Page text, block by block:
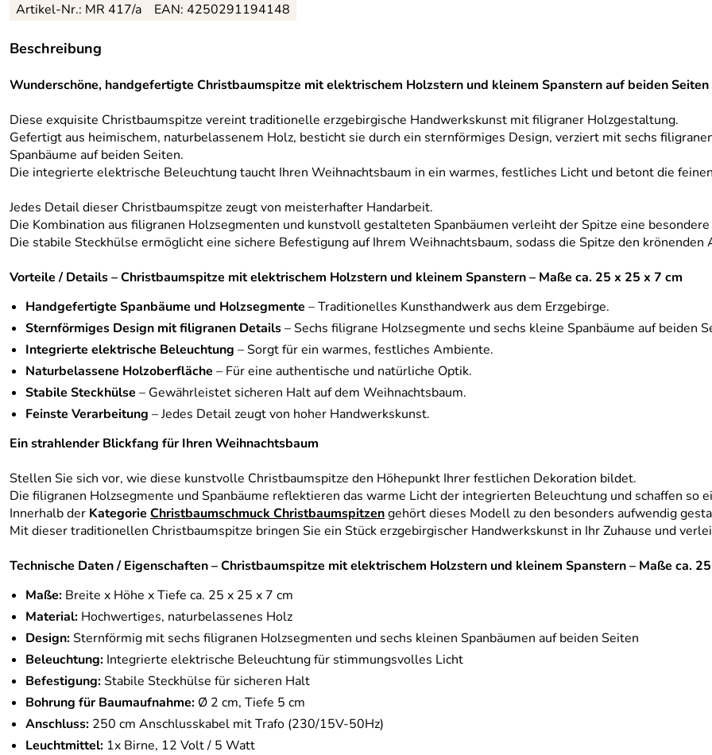
Artikel-Nr.: MR 417/a EAN: 4250291194148
Beschreibung
Wunderschöne, handgefertigte Christbaumspitze mit elektrischem Holzstern und kleinem Spanstern auf beiden Seiten
Diese exquisite Christbaumspitze vereint traditionelle erzgebirgische Handwerkskunst mit filigraner Holzgestaltung.
Gefertigt aus heimischem, naturbelassenem Holz, besticht sie durch ein sternförmiges Design, verziert mit sechs
Spanbäume auf beiden Seiten.
Die integrierte elektrische Beleuchtung taucht Ihren Weihnachtsbaum in ein warmes, festliches Licht und betont die
Jedes Detail dieser Christbaumspitze zeugt von meisterhafter Handarbeit.
Die Kombination aus filigranen Holzsegmenten und kunstvoll gestalteten Spanbäumen verleiht der Spitze eine besondere
Die stabile Steckhülse ermöglicht eine sichere Befestigung auf Ihrem Weihnachtsbaum, sodass die Spitze den
Vorteile / Details – Christbaumspitze mit elektrischem Holzstern und kleinem Spanstern – Maße ca. 25 x 25 x 7 cm
Handgefertigte Spanbäume und Holzsegmente – Traditionelles Kunsthandwerk aus dem Erzgebirge.
Sternförmiges Design mit filigranen Details– Sechs filigrane Holzsegmente und sechs kleine Spanbäume auf beiden
Integrierte elektrische Beleuchtung – Sorgt für ein warmes, festliches Ambiente.
Naturbelassene Holzoberfläche – Für eine authentische und natürliche Optik.
Stabile Steckhülse – Gewährleistet sicheren Halt auf dem Weihnachtsbaum.
Feinste Verarbeitung – Jedes Detail zeugt von hoher Handwerkskunst.
Ein strahlender Blickfang für Ihren Weihnachtsbaum
Stellen Sie sich vor, wie diese kunstvolle Christbaumspitze den Höhepunkt Ihrer festlichen Dekoration bildet.
Die filigranen Holzsegmente und Spanbäume reflektieren das warme Licht der integrierten Beleuchtung und schaffen so
Innerhalb der Kategorie Christbaumschmuck Christbaumspitzengehört dieses Modell zu den besonders aufwendig
Mit dieser traditionellen Christbaumspitze bringen Sie ein Stück erzgebirgischer Handwerkskunst in Ihr Zuhause und
Technische Daten / Eigenschaften – Christbaumspitze mit elektrischem Holzstern und kleinem Spanstern – Maße ca.
Maße: Breite x Höhe x Tiefe ca. 25 x 25 x 7 cm
Material: Hochwertiges, naturbelassenes Holz
Design:Sternförmig mit sechs filigranen Holzsegmenten und sechs kleinen Spanbäumen auf beiden Seiten
Beleuchtung: Integrierte elektrische Beleuchtung für stimmungsvolles Licht
Befestigung:Stabile Steckhülse für sicheren Halt
Bohrung für Baumaufnahme: Ø 2 cm, Tiefe 5 cm
Anschluss: 250 cm Anschlusskabel mit Trafo (230/15V-50Hz)
Leuchtmittel: 1x Birne, 12 Volt / 5 Watt